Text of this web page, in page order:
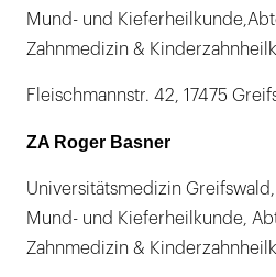
Mund- und
Zahnmedizin &
Fleischmannstr. 42, 17475
ZA Roger Basner
Universitätsmedizin
Mund- und Kieferheilkunde,
Zahnmedizin &